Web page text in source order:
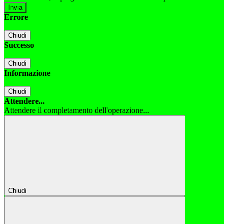
Errore
Chiudi
Successo
Chiudi
Informazione
Chiudi
Attendere...
Attendere il completamento dell'operazione...
Chiudi